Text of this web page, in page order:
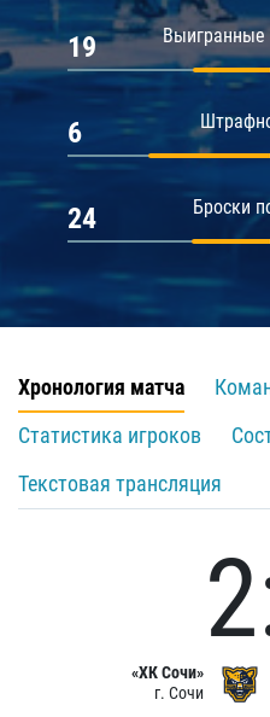
Выигранные
19
6
Броски
24
Хронология матча
Статистика игроков
Текстовая трансляция
«ХК Сочи»
г. Сочи